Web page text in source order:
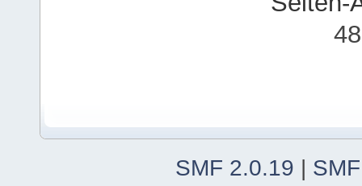
SMF 2.0.19